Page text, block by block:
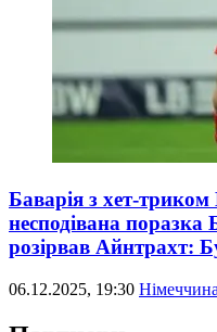
Баварія з хет-
несподівана
розірвав Айнтрахт:
06.12.2025, 19:30 Німеччина